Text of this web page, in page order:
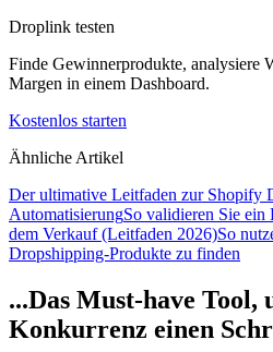
Droplink testen
Finde Gewinnerprodukte, analysiere
Margen in einem Dashboard.
Kostenlos starten
Ähnliche Artikel
Der ultimative Leitfaden zur Shopify
AutomatisierungSo validieren Sie
dem Verkauf (Leitfaden 2026)So
Dropshipping-Produkte zu finden
...Das Must-have Tool,
Konkurrenz einen